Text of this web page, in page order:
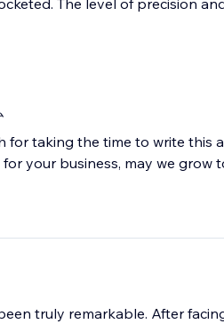
The level of precision
for taking the time to write this
your business, may we grow
truly remarkable. After